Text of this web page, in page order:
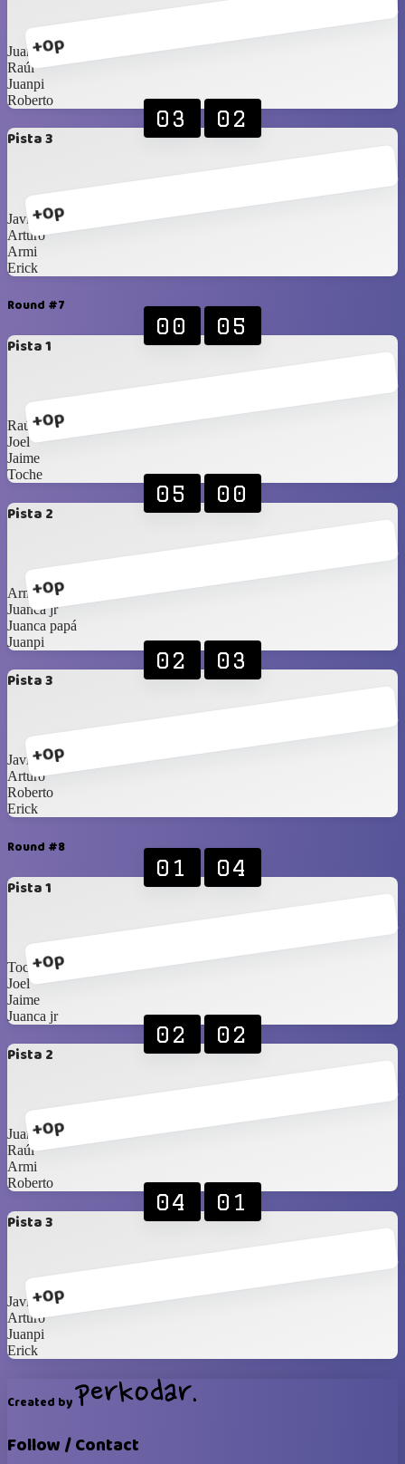
+0p
Juanca papá
Raúl
Juanpi
Roberto
Pista 3
+0p
03 02
Javier
Arturo
Armi
Erick
Round #7
Pista 1
+0p
00 05
Raúl
Joel
Jaime
Toche
Pista 2
+0p
05 00
Armi
Juanca jr
Juanca papá
Juanpi
Pista 3
+0p
02 03
Javier
Arturo
Roberto
Erick
Round #8
Pista 1
+0p
01 04
Toche
Joel
Jaime
Juanca jr
Pista 2
+0p
02 02
Juanca papá
Raúl
Armi
Roberto
Pista 3
+0p
04 01
Javier
Arturo
Juanpi
Erick
Created by
Follow / Contact